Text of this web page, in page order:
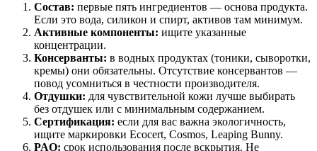
Состав: первые пять ингредиентов — основа продукта.
Если это вода, силикон и спирт, активов там минимум.
Активные компоненты: ищите указанные
концентрации.
Консерванты: в водных продуктах (тоники, сыворотки,
кремы) они обязательны. Отсутствие консервантов —
повод усомниться в честности производителя.
Отдушки: для чувствительной кожи лучше выбирать
без отдушек или с минимальным содержанием.
Сертификация: если для вас важна экологичность,
ищите маркировки Ecocert, Cosmos, Leaping Bunny.
PAO: срок использования после вскрытия. Не